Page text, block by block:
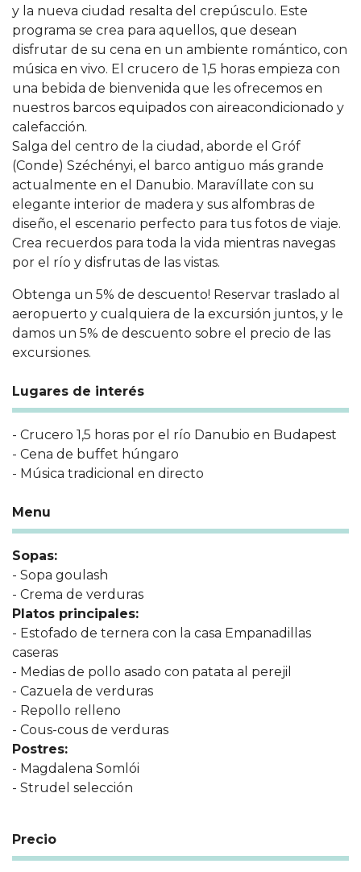
y la nueva ciudad resalta del crepúsculo. Este
programa se crea para aquellos, que desean
disfrutar de su cena en un ambiente romántico, con
música en vivo. El crucero de 1,5 horas empieza con
una bebida de bienvenida que les ofrecemos en
nuestros barcos equipados con aireacondicionado y
calefacción.
Salga del centro de la ciudad, aborde el Gróf
(Conde) Széchényi, el barco antiguo más grande
actualmente en el Danubio. Maravíllate con su
elegante interior de madera y sus alfombras de
diseño, el escenario perfecto para tus fotos de viaje.
Crea recuerdos para toda la vida mientras navegas
por el río y disfrutas de las vistas.
Obtenga un 5% de descuento! Reservar traslado al
aeropuerto y cualquiera de la excursión juntos, y le
damos un 5% de descuento sobre el precio de las
excursiones.
Lugares de interés
- Crucero 1,5 horas por el río Danubio en Budapest
- Cena de buffet húngaro
- Música tradicional en directo
Menu
Sopas:
- Sopa goulash
- Crema de verduras
Platos principales:
- Estofado de ternera con la casa Empanadillas
caseras
- Medias de pollo asado con patata al perejil
- Cazuela de verduras
- Repollo relleno
- Cous-cous de verduras
Postres:
- Magdalena Somlói
- Strudel selección
Precio